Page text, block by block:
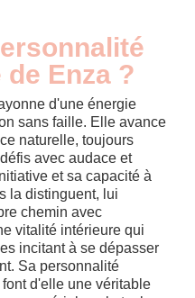
Enza ?
d'une énergie
sans faille. Elle avance
naturelle, toujours
avec audace et
et sa capacité à
la distinguent, lui
chemin avec
vitalité intérieure qui
incitant à se dépasser
Sa personnalité
d'elle une véritable